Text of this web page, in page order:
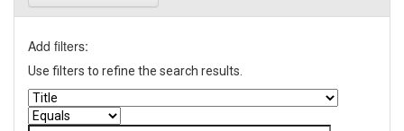
Add filters:
Use filters to refine the search results.